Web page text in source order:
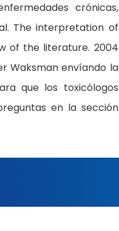
crónicas,
The interpretation of
of the literature. 2004
Waksman envíando la
que los toxicólogos
en la sección